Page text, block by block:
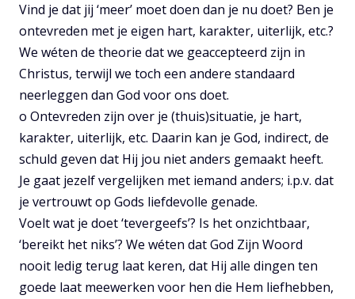
Vind je dat jij ‘meer’ moet doen dan je nu doet? Ben je
ontevreden met je eigen hart, karakter, uiterlijk, etc.?
We wéten de theorie dat we geaccepteerd zijn in
Christus, terwijl we toch een andere standaard
neerleggen dan God voor ons doet.
o Ontevreden zijn over je (thuis)situatie, je hart,
karakter, uiterlijk, etc. Daarin kan je God, indirect, de
schuld geven dat Hij jou niet anders gemaakt heeft.
Je gaat jezelf vergelijken met iemand anders; i.p.v. dat
je vertrouwt op Gods liefdevolle genade.
Voelt wat je doet ‘tevergeefs’? Is het onzichtbaar,
‘bereikt het niks’? We wéten dat God Zijn Woord
nooit ledig terug laat keren, dat Hij alle dingen ten
goede laat meewerken voor hen die Hem liefhebben,